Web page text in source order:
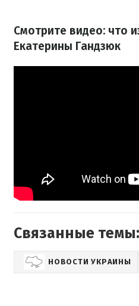
Смотрите видео: что
Екатерины Гандзюк
Связанные темы:
НОВОСТИ УКРАИНЫ